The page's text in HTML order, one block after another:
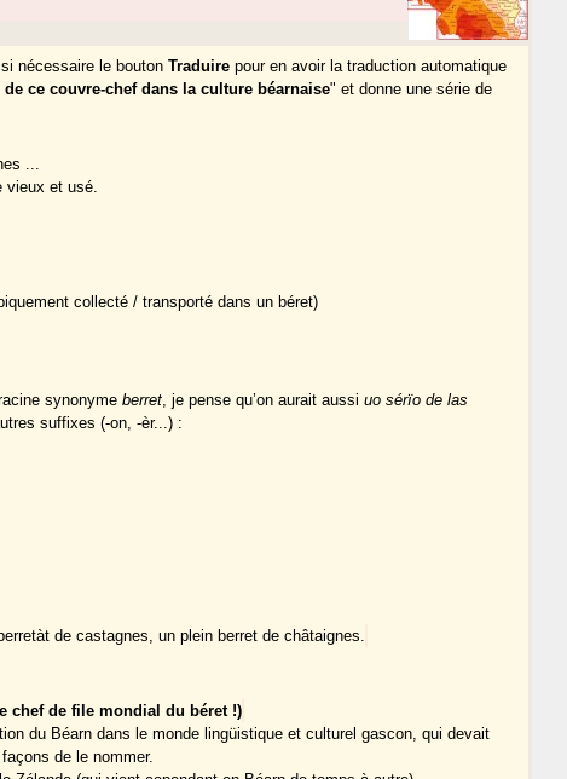
nécessaire le boutonTraduire pour en avoir la traduction automatique
de ce couvre-chef dans la culture béarnaise" et donne une série de
...
vieux et usé.
collecté / transporté dans un béret)
synonymeberret, je pense qu’on aurait aussiuo sérïo de las
suffixes (-on, -èr...) :
de castagnes, un plein berret de châtaignes.
chef de file mondial du béret !)
du Béarn dans le monde lingüistique et culturel gascon, qui devait
de le nommer.